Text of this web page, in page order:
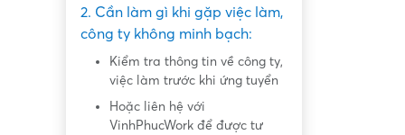
2. Cần làm gì khi gặp việc làm,
công ty không minh bạch:
Kiểm tra thông tin về công ty,
việc làm trước khi ứng tuyển
Hoặc liên hệ với
VinhPhucWork để được tư